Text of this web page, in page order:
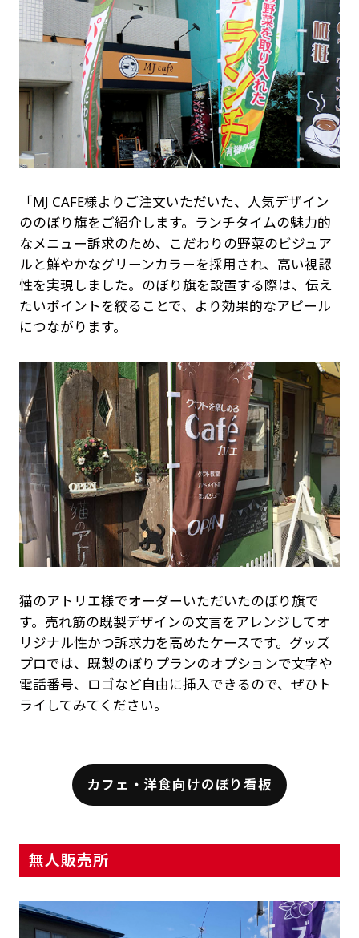
「MJ CAFE様よりご注文いただいた、人気デザイン
ののぼり旗をご紹介します。ランチタイムの魅力的
なメニュー訴求のため、こだわりの野菜のビジュア
ルと鮮やかなグリーンカラーを採用され、高い視認
性を実現しました。のぼり旗を設置する際は、伝え
たいポイントを絞ることで、より効果的なアピール
につながります。
猫のアトリエ様でオーダーいただいたのぼり旗で
す。売れ筋の既製デザインの文言をアレンジしてオ
リジナル性かつ訴求力を高めたケースです。グッズ
プロでは、既製のぼりプランのオプションで文字や
電話番号、ロゴなど自由に挿入できるので、ぜひト
ライしてみてください。
カフェ・洋食向けのぼり看板
無人販売所